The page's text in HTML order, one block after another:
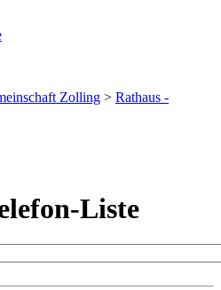
Zolling > Rathaus -
Liste